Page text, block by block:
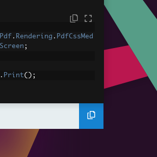
. Rendering . PdfCssMed
Screen ;
Print();